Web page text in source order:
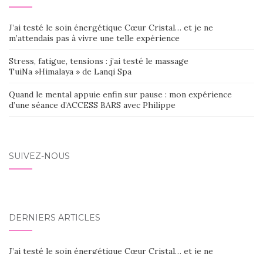
J’ai testé le soin énergétique Cœur Cristal… et je ne
m’attendais pas à vivre une telle expérience
Stress, fatigue, tensions : j’ai testé le massage
TuiNa »Himalaya » de Lanqi Spa
Quand le mental appuie enfin sur pause : mon expérience
d’une séance d’ACCESS BARS avec Philippe
SUIVEZ-NOUS
DERNIERS ARTICLES
J’ai testé le soin énergétique Cœur Cristal… et je ne